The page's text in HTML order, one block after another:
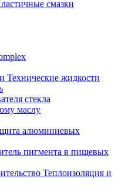
смазки
Технические жидкости
стекла
маслу
алюминиевых
пигмента в пищевых
Теплоизоляция и